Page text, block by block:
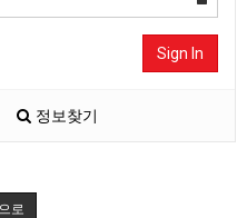
Sign In
정보찾기
로